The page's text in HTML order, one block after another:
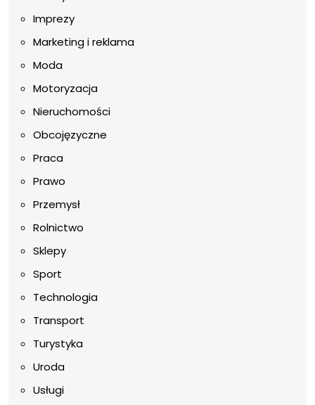
Imprezy
Marketing i reklama
Moda
Motoryzacja
Nieruchomości
Obcojęzyczne
Praca
Prawo
Przemysł
Rolnictwo
Sklepy
Sport
Technologia
Transport
Turystyka
Uroda
Usługi